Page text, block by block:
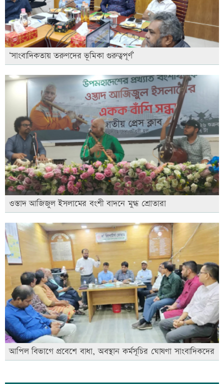
‘সাংবাদিকতায় তরুণদের ভূমিকা গুরুত্বপূর্ণ’
ওস্তাদ আজিজুল ইসলামের বংশী বাদনে মুগ্ধ শ্রোতারা
আপিল বিভাগে প্রবেশে বাধা, অবস্থান কর্মসূচির ঘোষণা সাংবাদিকদের